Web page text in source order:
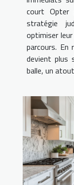
court Opter
stratégie
optimiser
parcours. En
devient plus
balle, un